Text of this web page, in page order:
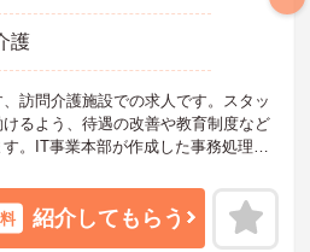
護
訪問介護施設での求人です。スタッ
るよう、待遇の改善や教育制度など
。IT事業本部が作成した事務処理ソ
入社後の研修はもちろん、介護技術
資格取得のための勉強会等ステップに
ご就業いただけます。
紹介してもらう